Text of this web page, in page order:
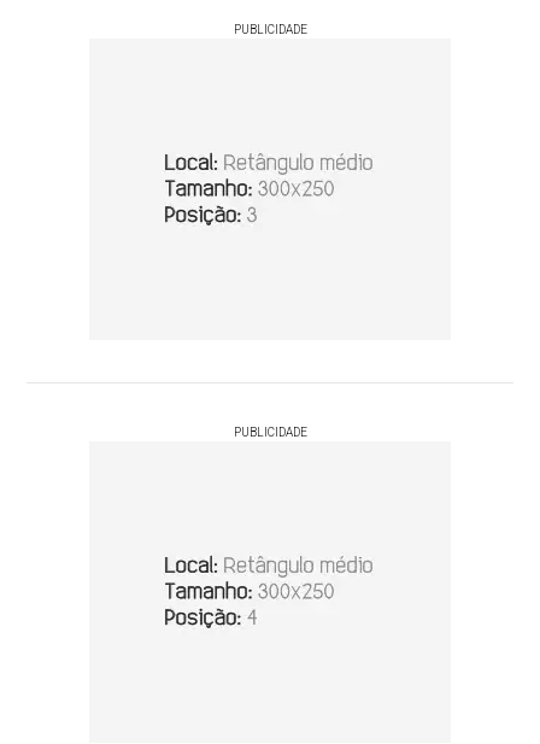
PUBLICIDADE
PUBLICIDADE